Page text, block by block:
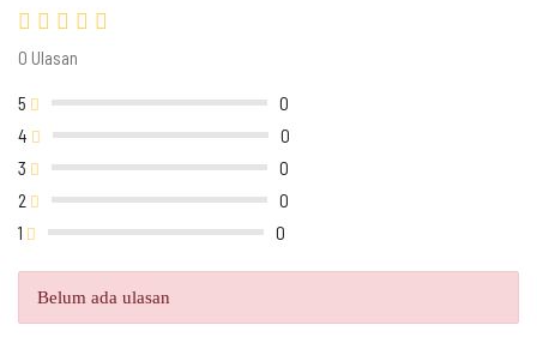
0 Ulasan
5
0
4
0
3
0
2
0
1
0
Belum ada ulasan